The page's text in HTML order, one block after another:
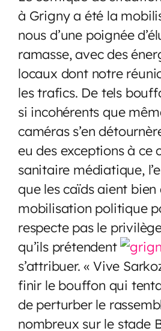
à Grigny a été la
nous d’une poignée
ramasse, avec des
locaux dont notre
les trafics. De tels
si incohérents que
caméras s’en
eu des exceptions à ce
sanitaire médiatique,
que les caïds aient
mobilisation politique
respecte pas le
qu’ils prétendent
s’attribuer. « Vive
finir le bouffon qui
de perturber le
nombreux sur le stade